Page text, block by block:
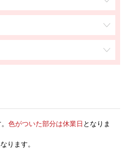
色がついた部分は休業日 となりま
ります。